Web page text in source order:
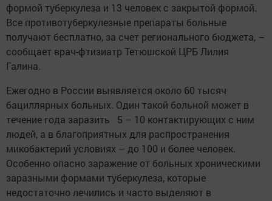
формой туберкулеза и 13 человек с закрытой формой.
Все противотуберкулезные препараты больные
получают бесплатно, за счет регионального бюджета, –
сообщает врач-фтизиатр Тетюшской ЦРБ Лилия
Галина.
Ежегодно в России выявляется около 60 тысяч
бациллярных больных. Один такой больной может в
течение года заразить 5 – 10 контактирующих с ним
людей, а в благоприятных для распространения
микобактерий условиях – до 100 и более человек.
Особенно опасно заражение от больных хроническими
заразными формами туберкулеза, которые
недостаточно лечились и часто выделяют в